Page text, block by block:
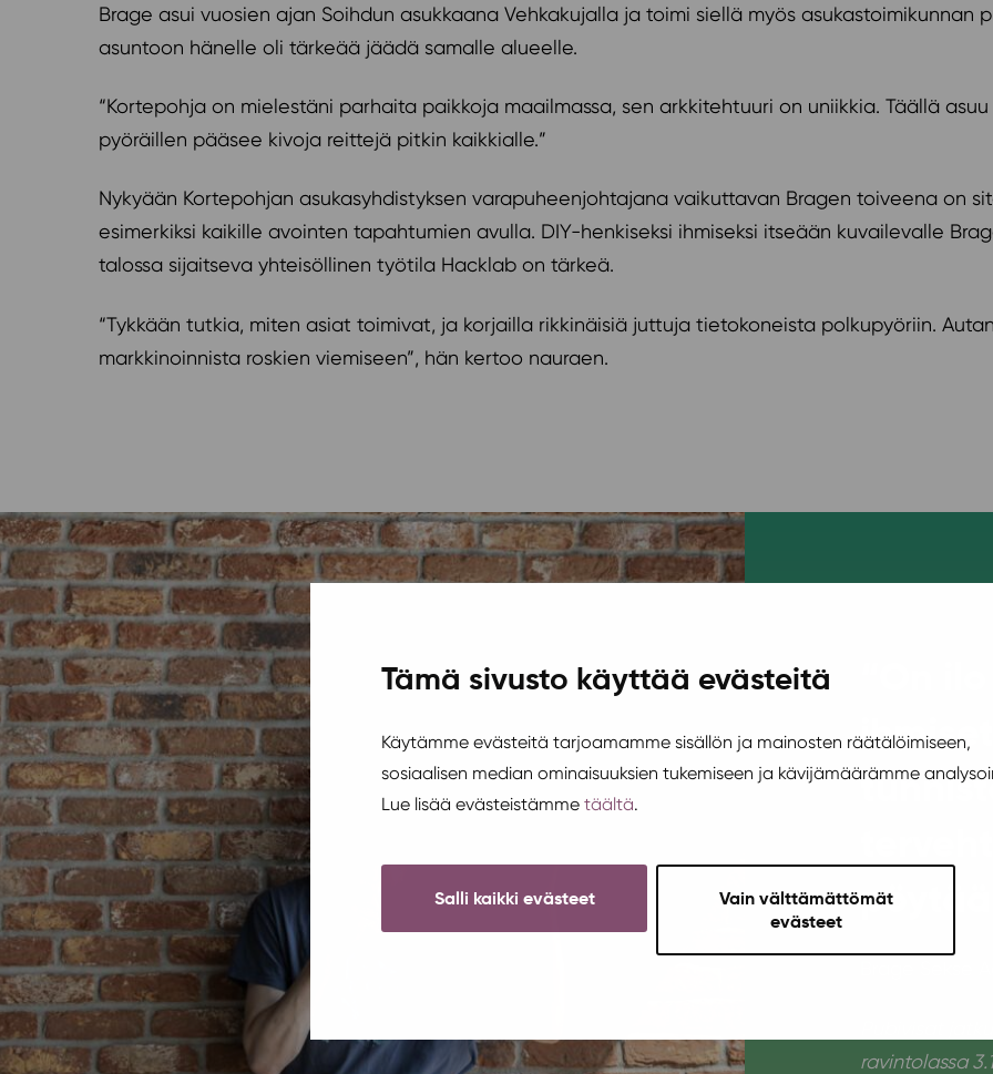
Tämä sivusto käyttää evästeitä
Käytämme evästeitä tarjoamamme sisällön ja mainosten räätälöimiseen,
sosiaalisen median ominaisuuksien tukemiseen ja kävijämäärämme
Lue lisää evästeistämme täältä.
Salli kaikki evästeet
Vain välttämättömät
evästeet
Brage asui vuosien ajan Soihdun asukkaana Vehkakujalla ja toimi siellä myös asukastoimikunnan
asuntoon hänelle oli tärkeää jäädä samalle alueelle.
“Kortepohja on mielestäni parhaita paikkoja maailmassa, sen arkkitehtuuri on uniikkia. Täällä
pyöräillen pääsee kivoja reittejä pitkin kaikkialle.”
Nykyään Kortepohjan asukasyhdistyksen varapuheenjohtajana vaikuttavan Bragen toiveena on
esimerkiksi kaikille avointen tapahtumien avulla. DIY-henkiseksi ihmiseksi itseään kuvailevalle
talossa sijaitseva yhteisöllinen työtila Hacklab on tärkeä.
“Tykkään tutkia, miten asiat toimivat, ja korjailla rikkinäisiä juttuja tietokoneista polkupyöriin.
markkinoinnista roskien viemiseen”, hän kertoo nauraen.
“On
Pubivisat
ravintolassa